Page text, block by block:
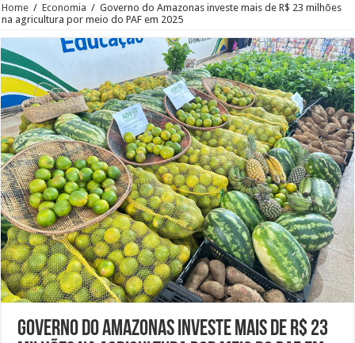
Home / Economia / Governo do Amazonas investe mais de R$ 23 milhões
na agricultura por meio do PAF em 2025
Governo do Amazonas investe mais de R$ 23